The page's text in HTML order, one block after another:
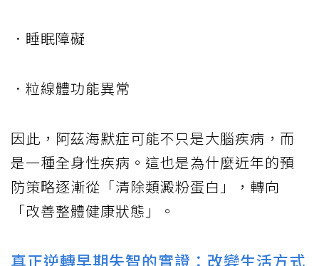
．睡眠障礙
．粒線體功能異常
因此，阿茲海默症可能不只是大腦疾病，而
是一種全身性疾病。這也是為什麼近年的預
防策略逐漸從「清除類澱粉蛋白」，轉向
「改善整體健康狀態」。
真正逆轉早期失智的實證：改變生活方式